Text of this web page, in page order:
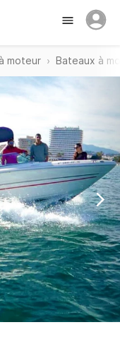
moteur Bateaux à